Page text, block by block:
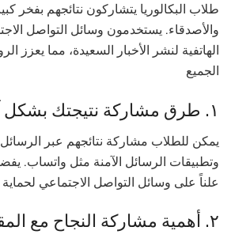
طلاب البكالوريا يتشاركون نتائجهم بفخر
والأصدقاء. يستخدمون وسائل التواصل
الهاتفية لنشر الأخبار السعيدة، مما يعزز
الجميع
١. طرق مشاركة نتيجتك بشكل آمن وسليم
يمكن للطلاب مشاركة نتائجهم عبر
وتطبيقات الرسائل الآمنة مثل واتساب.
علناً على وسائل التواصل الاجتماعي
٢. أهمية مشاركة النجاح مع المقربين